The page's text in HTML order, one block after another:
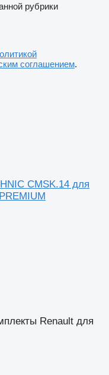
рубрики
соглашением.
CMSK.14 для
Renault для